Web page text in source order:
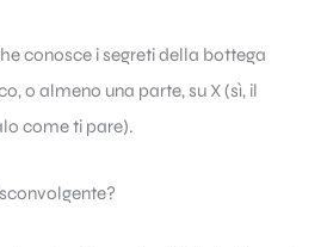
conosce i segreti della bottega
o almeno una parte, su X (sì, il
come ti pare).